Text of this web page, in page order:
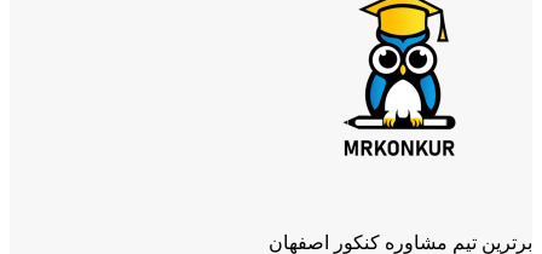
برترین تیم مشاوره کنکور اصفهان